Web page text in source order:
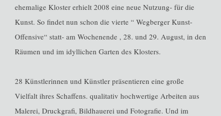
ehemalige Kloster erhielt 2008 eine neue Nutzung- für die
Kunst. So findet nun schon die vierte “ Wegberger Kunst-
Offensive“ statt- am Wochenende , 28. und 29. August, in den
Räumen und im idyllichen Garten des Klosters.
28 Künstlerinnen und Künstler präsentieren eine große
Vielfalt ihres Schaffens. qualitativ hochwertige Arbeiten aus
Malerei, Druckgrafi, Bildhauerei und Fotografie. Und im